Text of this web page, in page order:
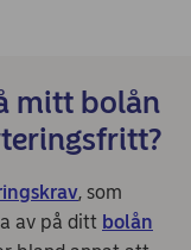
mitt bolån
, som
av på ditt bolån